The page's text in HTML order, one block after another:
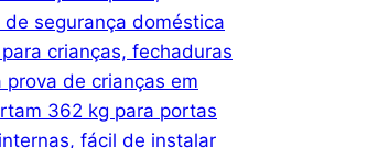
Confiante
e
Tomar
o
Controle